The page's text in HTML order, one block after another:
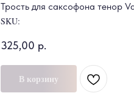
Трость для саксофона тенор
SKU:
325,00 р.
В корзину